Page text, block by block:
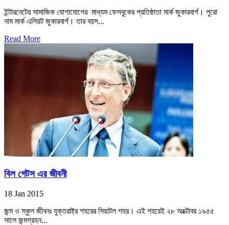
ইন্টারনেটের সামাজিক যোগাযোগের মাধ্যম ফেসবুকের প্রতিষ্ঠাতা মার্ক জুকারবার্গ। পুরো
নাম মার্ক এলিয়ট জুকারবার্গ। তার বয়স...
Read More
বিল গেটস এর জীবনী
18 Jan 2015
জন্ম ও স্কুল জীবনঃ যুক্তরাষ্ট্র শহরের সিয়াটল শহর। এই শহরেই ২৮ অক্টোবর ১৯৫৫
সালে জন্মগ্রহন...